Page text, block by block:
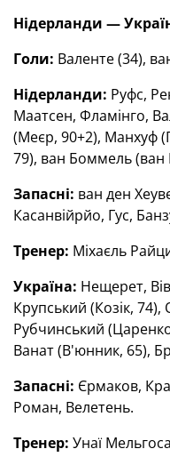
Нідерланди —
Голи: Валенте (34),
Нідерланди: Руфс,
Маатсен, Фламінго,
(Меєр, 90+2), Манхуф
79), ван Боммель (ван
Запасні: ван ден
Касанвійрйо, Гус,
Тренер: Міхаєль
Україна: Нещерет,
Крупський (Козік,
Рубчинський
Ванат (В'юнник, 65),
Запасні: Єрмаков,
Роман, Велетень.
Тренер: Унаї